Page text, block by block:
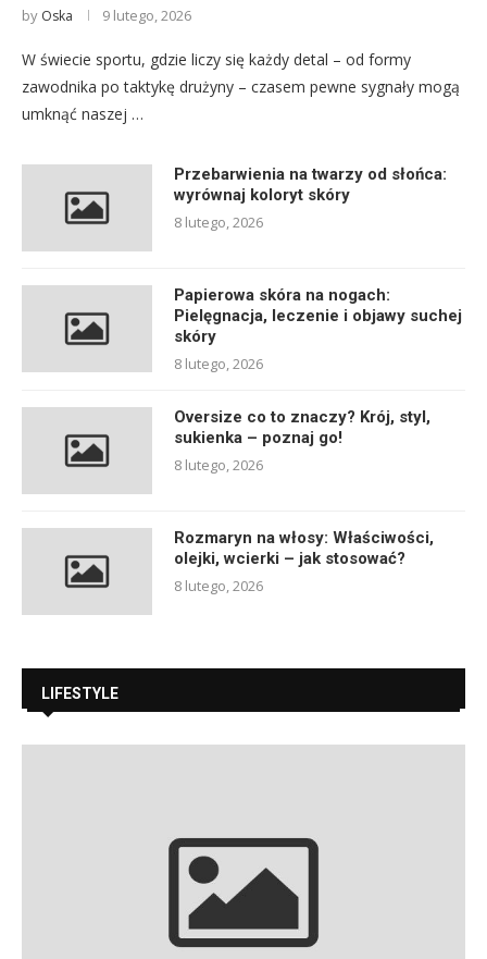
by Oska 9 lutego, 2026
W świecie sportu, gdzie liczy się każdy detal – od formy
zawodnika po taktykę drużyny – czasem pewne sygnały mogą
umknąć naszej …
Przebarwienia na twarzy od słońca:
wyrównaj koloryt skóry
8 lutego, 2026
Papierowa skóra na nogach:
Pielęgnacja, leczenie i objawy suchej
skóry
8 lutego, 2026
Oversize co to znaczy? Krój, styl,
sukienka – poznaj go!
8 lutego, 2026
Rozmaryn na włosy: Właściwości,
olejki, wcierki – jak stosować?
8 lutego, 2026
LIFESTYLE